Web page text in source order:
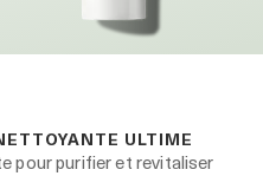
ULTIME
pour purifier et revitaliser